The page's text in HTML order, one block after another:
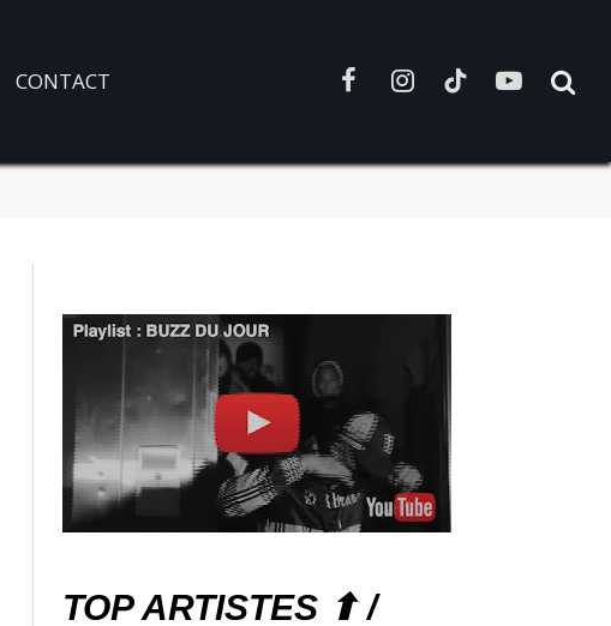
CONTACT FacebookInstagramTikTokYouTube
TOP ARTISTES ⬆ /